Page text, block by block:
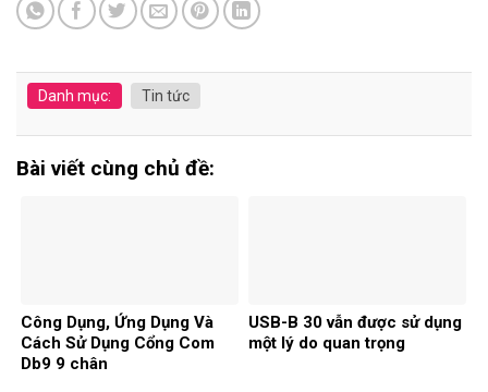
Danh mục: Tin tức
Bài viết cùng chủ đề:
Công Dụng, Ứng Dụng Và
Cách Sử Dụng Cổng Com
Db9 9 chân
USB-B 30 vẫn được sử dụng
một lý do quan trọng